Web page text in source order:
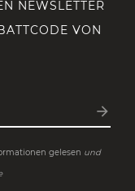
NEWSLETTER
VON
arrow_forward
gelesen und